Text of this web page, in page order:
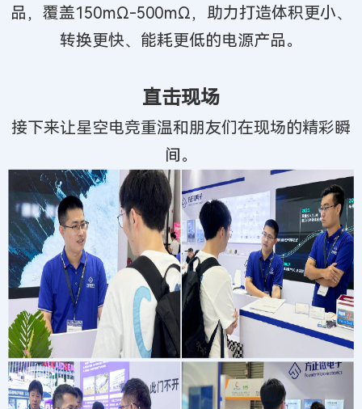
品，覆盖150mΩ-500mΩ，助力打造体积更小、
转换更快、能耗更低的电源产品。
直击现场
接下来让星空电竞重温和朋友们在现场的精彩瞬
间。